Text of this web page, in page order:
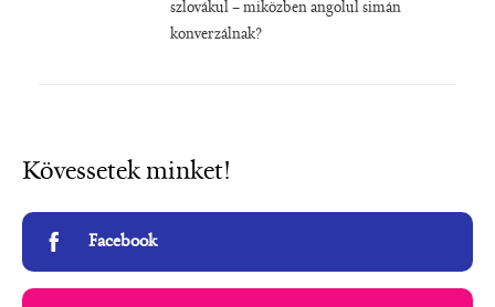
szlovákul – miközben angolul simán
konverzálnak?
Kövessetek minket!
Facebook